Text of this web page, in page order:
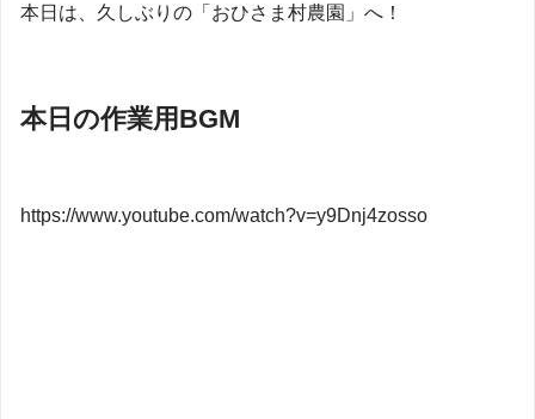
本日は、久しぶりの「おひさま村農園」へ！
本日の作業用BGM
https://www.youtube.com/watch?v=y9Dnj4zosso